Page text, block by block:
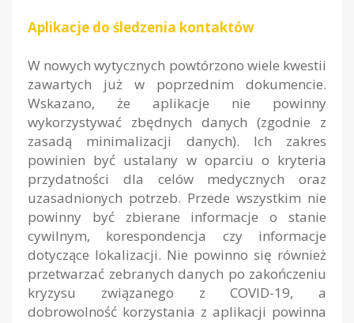
Aplikacje do śledzenia kontaktów
W nowych wytycznych powtórzono wiele kwestii
zawartych już w poprzednim dokumencie.
Wskazano, że aplikacje nie powinny
wykorzystywać zbędnych danych (zgodnie z
zasadą minimalizacji danych). Ich zakres
powinien być ustalany w oparciu o kryteria
przydatności dla celów medycznych oraz
uzasadnionych potrzeb. Przede wszystkim nie
powinny być zbierane informacje o stanie
cywilnym, korespondencja czy informacje
dotyczące lokalizacji. Nie powinno się również
przetwarzać zebranych danych po zakończeniu
kryzysu związanego z COVID-19, a
dobrowolność korzystania z aplikacji powinna